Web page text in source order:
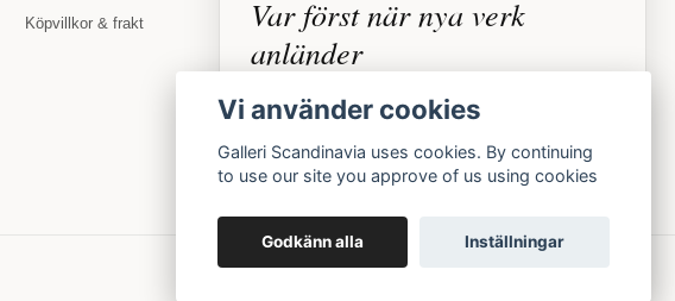
Köpvillkor & frakt
Var först när nya verk
anländer
Förhandstillgång till nya verk och personliga
inbjudningar till vernissage, innan vi annonserar
offentligt.
Vi använder cookies
Galleri Scandinavia uses cookies. By continuing
to use our site you approve of us using cookies
Godkänn alla Inställningar